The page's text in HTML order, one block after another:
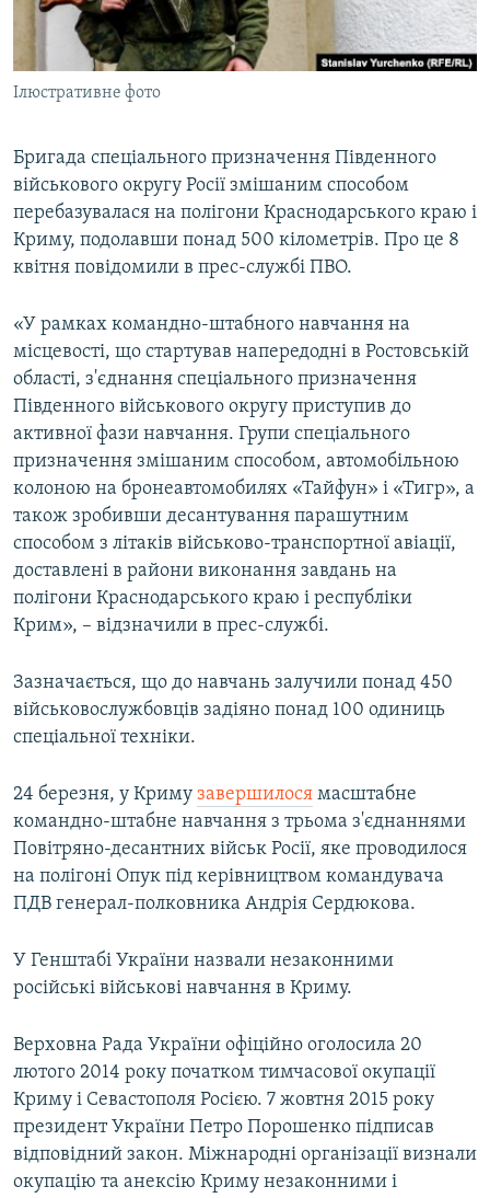
ВІДЕОУРОКИ «ELIFBE»
СВІДЧЕННЯ ОКУПАЦІЇ
УКРАЇНСЬКА ПРОБЛЕМА КРИМУ
Русский
Qırımtatar
Усі сайти RFE/RL
Ілюстративне фото
Бригада спеціального призначення Південного
військового округу Росії змішаним способом
перебазувалася на полігони Краснодарського краю і
Криму, подолавши понад 500 кілометрів. Про це 8
квітня повідомили в прес-службі ПВО.
«У рамках командно-штабного навчання на
місцевості, що стартував напередодні в Ростовській
області, з'єднання спеціального призначення
Південного військового округу приступив до
активної фази навчання. Групи спеціального
призначення змішаним способом, автомобільною
колоною на бронеавтомобилях «Тайфун» і «Тигр», а
також зробивши десантування парашутним
способом з літаків військово-транспортної авіації,
доставлені в райони виконання завдань на
полігони Краснодарського краю і республіки
Крим», – відзначили в прес-службі.
Зазначається, що до навчань залучили понад 450
військовослужбовців задіяно понад 100 одиниць
спеціальної техніки.
24 березня, у Криму завершилося масштабне
командно-штабне навчання з трьома з'єднаннями
Повітряно-десантних військ Росії, яке проводилося
на полігоні Опук під керівництвом командувача
ПДВ генерал-полковника Андрія Сердюкова.
У Генштабі України назвали незаконними
російські військові навчання в Криму.
Верховна Рада України офіційно оголосила 20
лютого 2014 року початком тимчасової окупації
Криму і Севастополя Росією. 7 жовтня 2015 року
президент України Петро Порошенко підписав
відповідний закон. Міжнародні організації визнали
окупацію та анексію Криму незаконними і